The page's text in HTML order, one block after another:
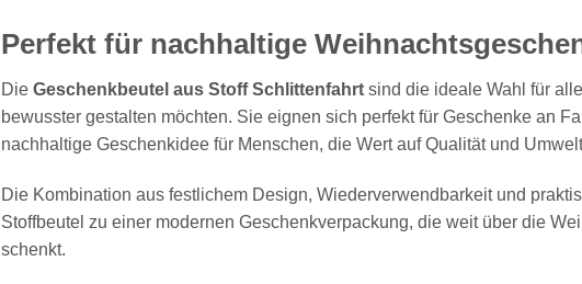
Perfekt für nachhaltige
Die Geschenkbeutel aus Stoff Schlittenfahrtsind die ideale Wahl für
bewusster gestalten möchten. Sie eignen sich perfekt für Geschenke an
nachhaltige Geschenkidee für Menschen, die Wert auf Qualität und
Die Kombination aus festlichem Design, Wiederverwendbarkeit und
Stoffbeutel zu einer modernen Geschenkverpackung, die weit über die
schenkt.